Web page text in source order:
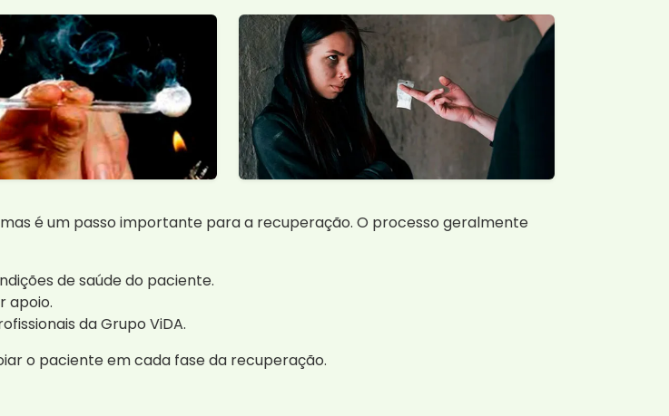
é um passo importante para a recuperação. O processo geralmente
de saúde do paciente.
apoio.
da Grupo ViDA.
o paciente em cada fase da recuperação.